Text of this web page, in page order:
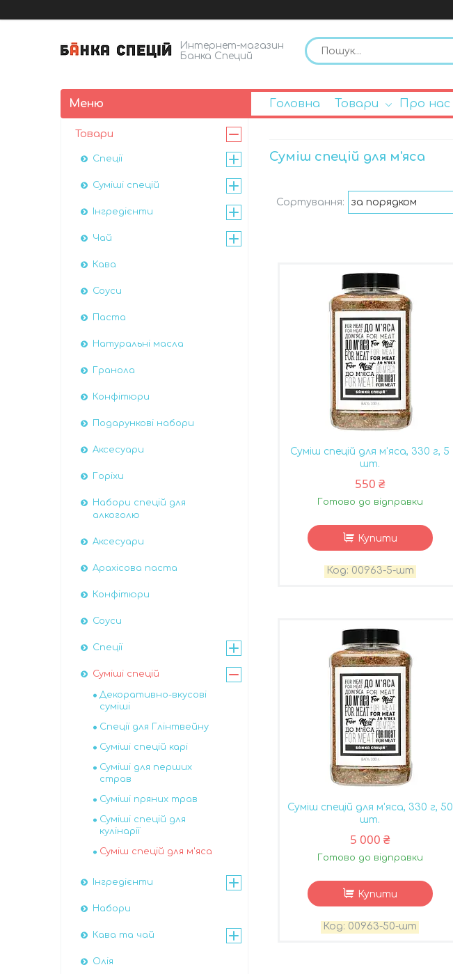
Интернет-магазин
Банка Специй
Головна Товари Про нас
Суміш спецій для м'яса
Суміш спецій для м'яса, 330 г, 5
шт.
550 ₴
Готово до відправки
Купити
00963-5-шт
Суміш спецій для м'яса, 330 г, 50
шт.
5 000 ₴
Готово до відправки
Купити
00963-50-шт
Товари
Спеції
Суміші спецій
Інгредієнти
Чай
Кава
Соуси
Паста
Натуральні масла
Гранола
Конфітюри
Подарункові набори
Аксесуари
Горіхи
Набори спецій для
алкоголю
Аксесуари
Арахісова паста
Конфітюри
Соуси
Спеції
Суміші спецій
Декоративно-вкусові
суміші
Спеції для Глінтвейну
Суміші спецій карі
Суміші для перших
страв
Суміші пряних трав
Суміші спецій для
кулінарії
Суміш спецій для м'яса
Інгредієнти
Набори
Кава та чай
Олія